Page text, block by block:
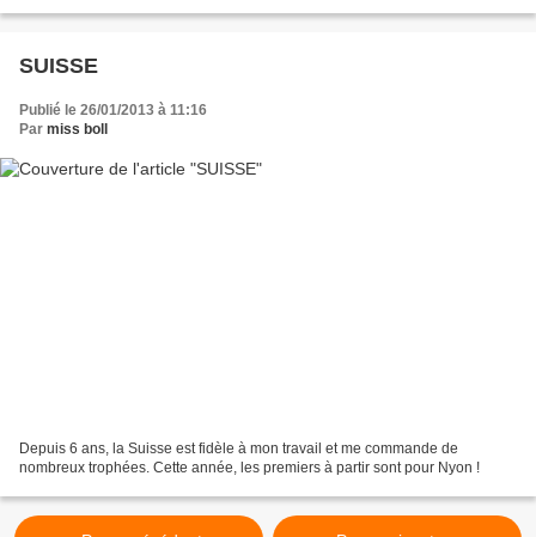
SUISSE
Publié le 26/01/2013 à 11:16
Par miss boll
Depuis 6 ans, la Suisse est fidèle à mon travail et me commande de
nombreux trophées. Cette année, les premiers à partir sont pour Nyon !